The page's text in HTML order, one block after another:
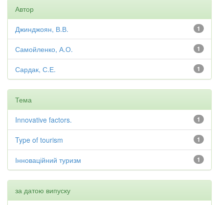
Автор
1
Джинджоян, В.В.
1
Самойленко, А.О.
1
Сардак, С.Е.
Тема
1
Innovative factors.
1
Type of tourism
1
Інноваційний туризм
за датою випуску